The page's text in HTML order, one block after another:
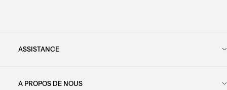
ASSISTANCE
A PROPOS DE NOUS